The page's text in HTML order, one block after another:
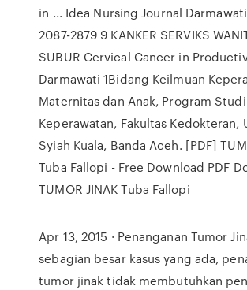
in ... Idea Nursing Journal
2087-2879 9 KANKER SERVIKS
SUBUR Cervical Cancer in
Darmawati 1Bidang Keilmuan
Maternitas dan Anak, Program
Keperawatan, Fakultas Kedokteran,
Syiah Kuala, Banda Aceh. [PDF]
Tuba Fallopi - Free Download PDF
TUMOR JINAK Tuba Fallopi
Apr 13, 2015 · Penanganan Tumor
sebagian besar kasus yang ada,
tumor jinak tidak membutuhkan